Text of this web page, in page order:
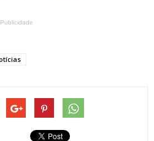
Publicidade